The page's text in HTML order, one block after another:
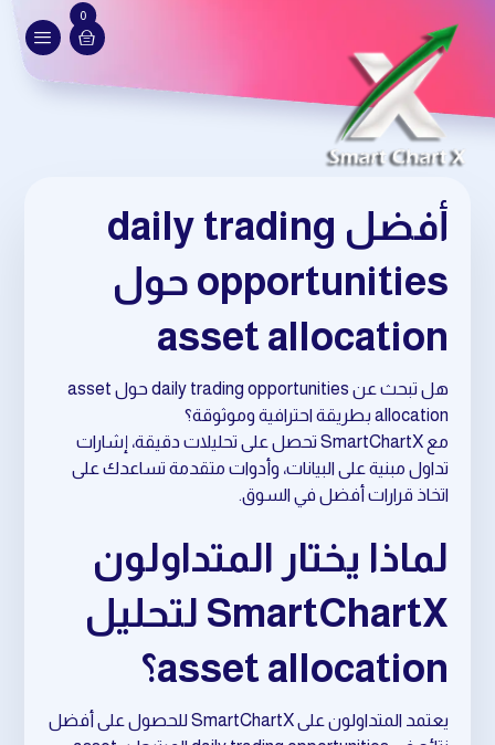
0
أفضل daily trading
opportunities حول
asset allocation
هل تبحث عن daily trading opportunities حول asset
allocation بطريقة احترافية وموثوقة؟
مع SmartChartX تحصل على تحليلات دقيقة، إشارات
تداول مبنية على البيانات، وأدوات متقدمة تساعدك على
اتخاذ قرارات أفضل في السوق.
لماذا يختار المتداولون
SmartChartX لتحليل
asset allocation؟
يعتمد المتداولون على SmartChartX للحصول على أفضل